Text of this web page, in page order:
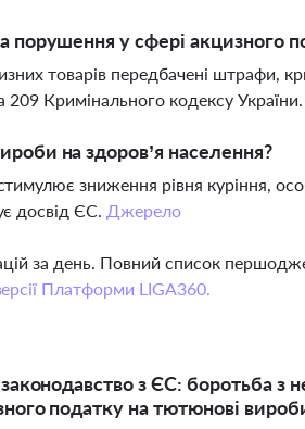
порушення у сфері акцизного
товарів передбачені штрафи,
209 Кримінального кодексу України.
на здоров’я населення?
зниження рівня куріння,
досвід ЄС. Джерело
за день. Повний список
Платформи LIGA360.
з ЄС: боротьба з
податку на тютюнові